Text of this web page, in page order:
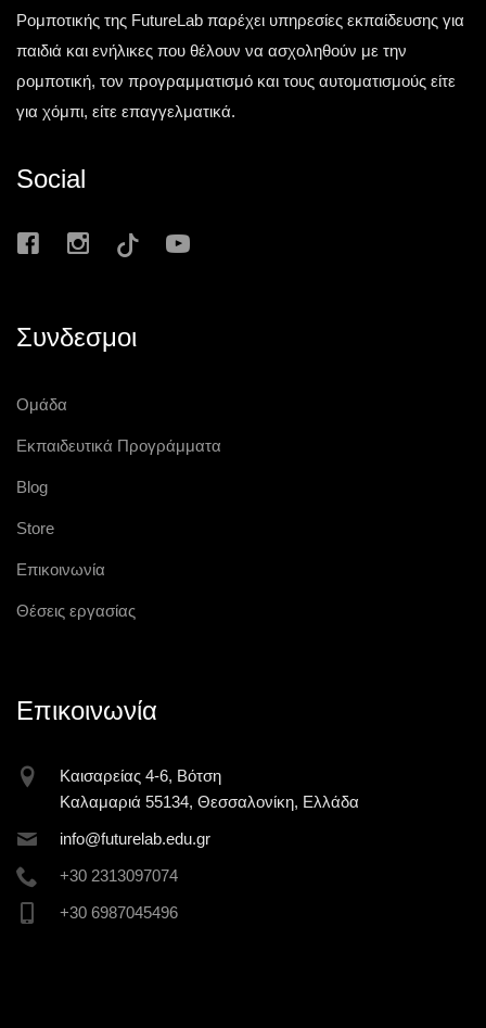
Ρομποτικής της FutureLab παρέχει υπηρεσίες εκπαίδευσης για
παιδιά και ενήλικες που θέλουν να ασχοληθούν με την
ρομποτική, τον προγραμματισμό και τους αυτοματισμούς είτε
για χόμπι, είτε επαγγελματικά.
Social
Συνδεσμοι
Ομάδα
Εκπαιδευτικά Προγράμματα
Blog
Store
Επικοινωνία
Θέσεις εργασίας
Επικοινωνία
Καισαρείας 4-6, Βότση
Καλαμαριά 55134, Θεσσαλονίκη, Ελλάδα
info@futurelab.edu.gr
+30 2313097074
+30 6987045496